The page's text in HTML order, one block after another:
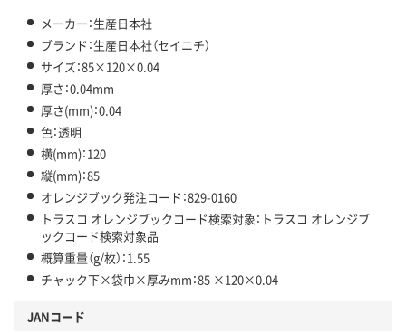
メーカー：生産日本社
ブランド：生産日本社（セイニチ）
サイズ：85×120×0.04
厚さ：0.04mm
厚さ(mm)：0.04
色：透明
横(mm)：120
縦(mm)：85
オレンジブック発注コード：829-0160
トラスコ オレンジブックコード検索対象：トラスコ オレンジブ
ックコード検索対象品
概算重量（g/枚）：1.55
チャック下×袋巾×厚みmm：85 ×120×0.04
JANコード